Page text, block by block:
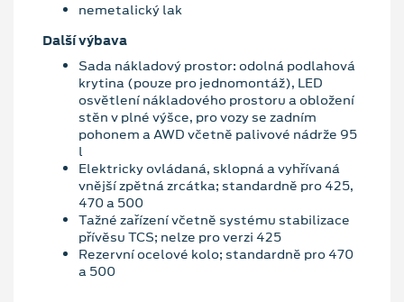
nemetalický lak
Další výbava
Sada nákladový prostor: odolná podlahová
krytina (pouze pro jednomontáž), LED
osvětlení nákladového prostoru a obložení
stěn v plné výšce, pro vozy se zadním
pohonem a AWD včetně palivové nádrže 95
l
Elektricky ovládaná, sklopná a vyhřívaná
vnější zpětná zrcátka; standardně pro 425,
470 a 500
Tažné zařízení včetně systému stabilizace
přívěsu TCS; nelze pro verzi 425
Rezervní ocelové kolo; standardně pro 470
a 500